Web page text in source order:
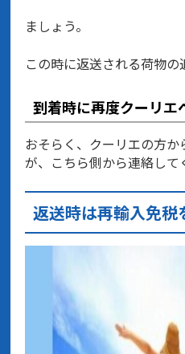
ましょう。
この時に返送される荷物の
到着時に再度クーリエ
おそらく、クーリエの方
が、こちら側から連絡して
返送時は再輸入免税